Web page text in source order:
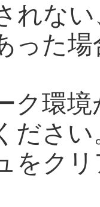
れな
った
環境
ださい
をクリ